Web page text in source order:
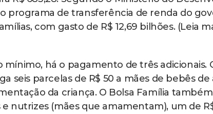
programa de transferência de renda do
com gasto de R$ 12,69 bilhões. (Leia
há o pagamento de três adicionais.
seis parcelas de R$ 50 a mães de bebês de
da criança. O Bolsa Família
e nutrizes (mães que amamentam), um de